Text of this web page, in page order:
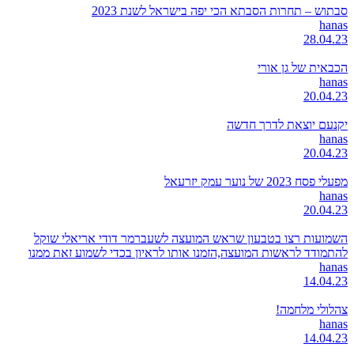
סבתוש – תחרות הסבתא הכי יפה בישראל לשנת 2023
hanas
28.04.23
הכבאית של גן אורי
hanas
20.04.23
יקנעם יוצאת לדרך חדשה
hanas
20.04.23
מפעלי פסח 2023 של נוער עמק יזרעאל
hanas
20.04.23
השמועות רצו בטבעון שראש המועצה לשעברמר דודי אריאלי שוקל
להתמודד לראשות המועצה,הזמנו אותו לראיון בכדי לשמוע זאת ממנו
hanas
14.04.23
צהלולי מלחמה!
hanas
14.04.23